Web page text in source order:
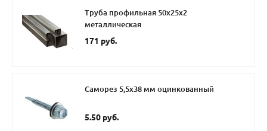
Труба профильная 50х25х2
металлическая
171 руб.
Саморез 5,5х38 мм оцинкованный
5.50 руб.